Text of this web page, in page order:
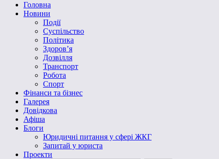
Головна
Новини
Події
Суспільство
Політика
Здоров’я
Дозвілля
Транспорт
Робота
Спорт
Фінанси та бізнес
Галерея
Довідкова
Афіша
Блоги
Юридичні питання у сфері ЖКГ
Запитай у юриста
Проекти